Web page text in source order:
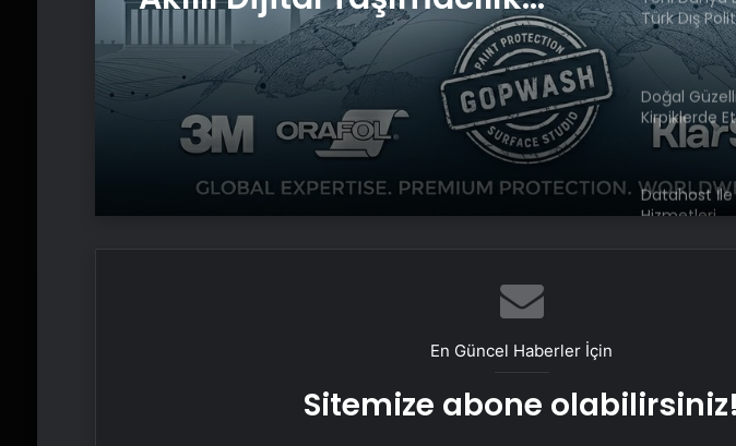
Yazılımı
Türk Dış
Faktörü
Doğal
Kirpiklerde
Datahost
Hizmetleri
İBB
ilişkin soru
En Güncel Haberler İçin
Sitemize abone olabilirsiniz!